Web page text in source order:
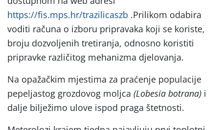
https://fis.mps.hr/trazilicaszb .Prilikom odabira
voditi računa o izboru pripravaka koji se koriste,
broju dozvoljenih tretiranja, odnosno koristiti
pripravke različitog mehanizma djelovanja.
Na opažačkim mjestima za praćenje populacije
pepeljastog grozdovog moljca (Lobesia botrana) i
dalje bilježimo ulove ispod praga štetnosti.